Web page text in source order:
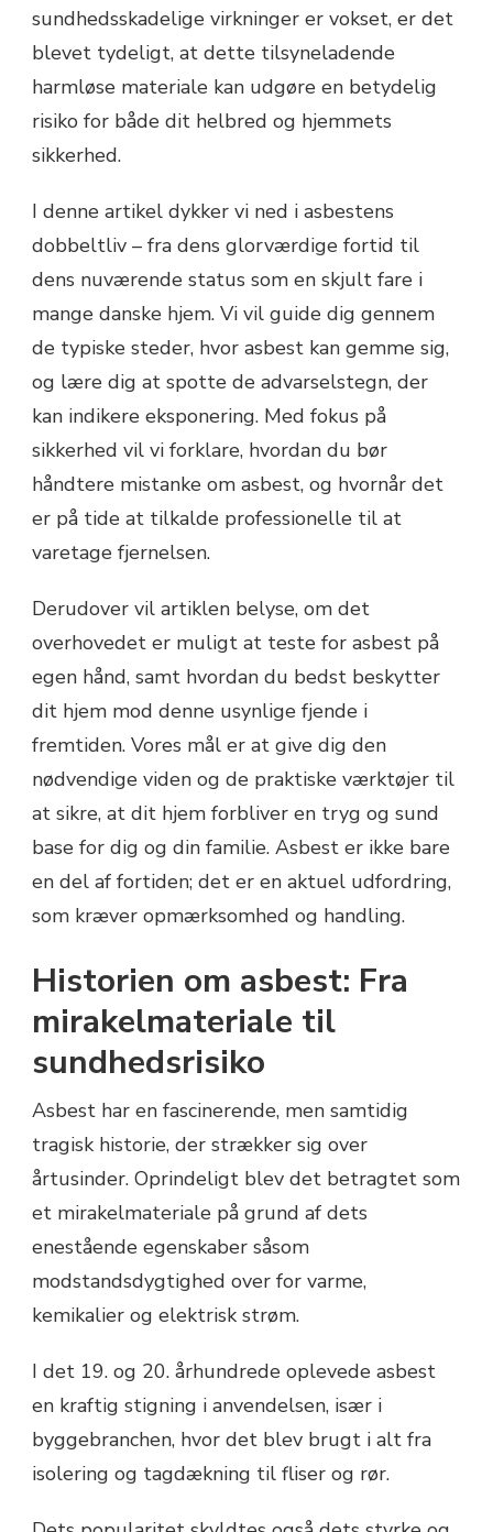
sundhedsskadelige virkninger er vokset, er det
blevet tydeligt, at dette tilsyneladende
harmløse materiale kan udgøre en betydelig
risiko for både dit helbred og hjemmets
sikkerhed.
I denne artikel dykker vi ned i asbestens
dobbeltliv – fra dens glorværdige fortid til
dens nuværende status som en skjult fare i
mange danske hjem. Vi vil guide dig gennem
de typiske steder, hvor asbest kan gemme sig,
og lære dig at spotte de advarselstegn, der
kan indikere eksponering. Med fokus på
sikkerhed vil vi forklare, hvordan du bør
håndtere mistanke om asbest, og hvornår det
er på tide at tilkalde professionelle til at
varetage fjernelsen.
Derudover vil artiklen belyse, om det
overhovedet er muligt at teste for asbest på
egen hånd, samt hvordan du bedst beskytter
dit hjem mod denne usynlige fjende i
fremtiden. Vores mål er at give dig den
nødvendige viden og de praktiske værktøjer til
at sikre, at dit hjem forbliver en tryg og sund
base for dig og din familie. Asbest er ikke bare
en del af fortiden; det er en aktuel udfordring,
som kræver opmærksomhed og handling.
Historien om asbest: Fra
mirakelmateriale til
sundhedsrisiko
Asbest har en fascinerende, men samtidig
tragisk historie, der strækker sig over
årtusinder. Oprindeligt blev det betragtet som
et mirakelmateriale på grund af dets
enestående egenskaber såsom
modstandsdygtighed over for varme,
kemikalier og elektrisk strøm.
I det 19. og 20. århundrede oplevede asbest
en kraftig stigning i anvendelsen, især i
byggebranchen, hvor det blev brugt i alt fra
isolering og tagdækning til fliser og rør.